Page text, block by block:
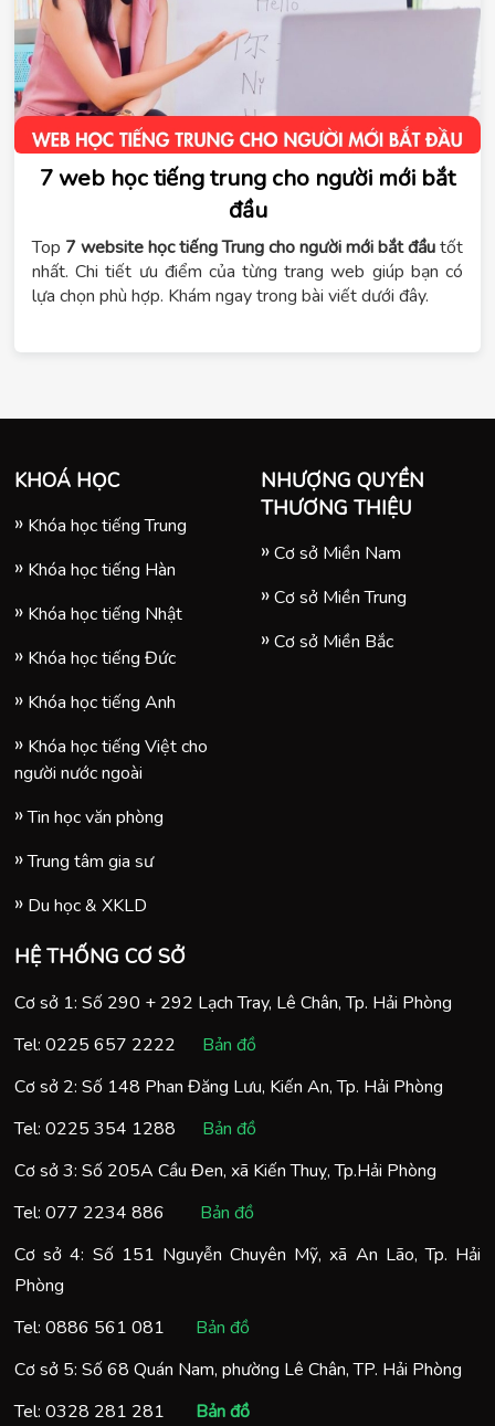
7 web học tiếng trung cho người mới bắt
đầu
Top 7 website học tiếng Trung cho người mới bắt đầutốt
nhất. Chi tiết ưu điểm của từng trang web giúp bạn có
lựa chọn phù hợp. Khám ngay trong bài viết dưới đây.
KHOÁ HỌC
Khóa học tiếng Trung
Khóa học tiếng Hàn
Khóa học tiếng Nhật
Khóa học tiếng Đức
Khóa học tiếng Anh
Khóa học tiếng Việt cho
người nước ngoài
Tin học văn phòng
Trung tâm gia sư
Du học & XKLD
NHƯỢNG QUYỀN
THƯƠNG THIỆU
Cơ sở Miền Nam
Cơ sở Miền Trung
Cơ sở Miền Bắc
HỆ THỐNG CƠ SỞ
Cơ sở 1: Số 290 + 292 Lạch Tray, Lê Chân, Tp. Hải Phòng
Tel: 0225 657 2222
Bản đồ
Cơ sở 2: Số 148 Phan Đăng Lưu, Kiến An, Tp. Hải Phòng
Tel: 0225 354 1288
Bản đồ
Cơ sở 3: Số 205A Cầu Đen, xã Kiến Thuỵ, Tp.Hải Phòng
Tel: 077 2234 886
Bản đồ
Cơ sở 4: Số 151 Nguyễn Chuyên Mỹ, xã An Lão, Tp. Hải
Phòng
Tel: 0886 561 081
Bản đồ
Cơ sở 5: Số 68 Quán Nam, phường Lê Chân, TP. Hải Phòng
Tel: 0328 281 281
Bản đồ